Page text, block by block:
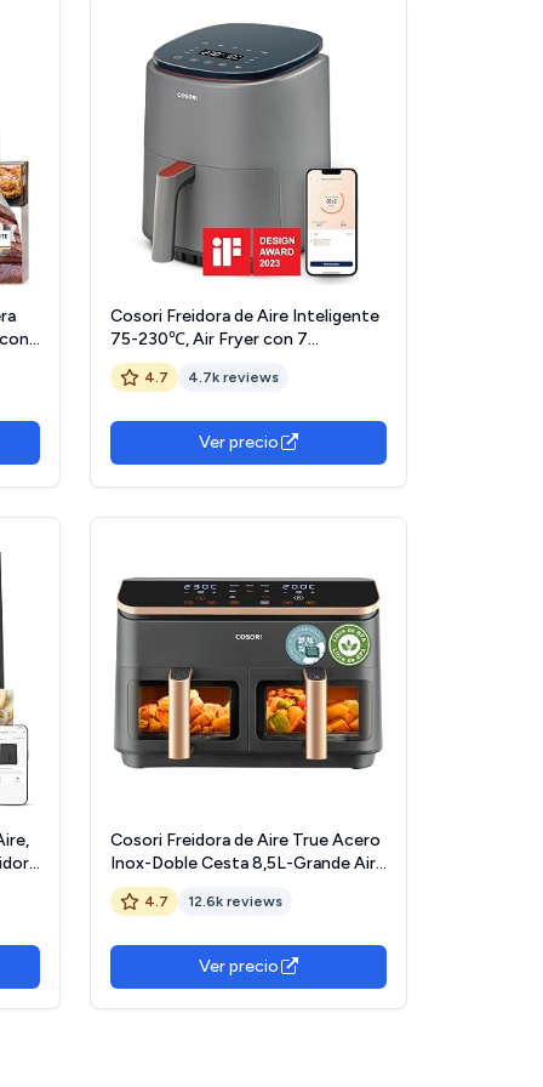
Cosori Freidora de Aire Inteligente
75-230℃, Air Fryer con 7
Programas, Pantalla Táctil Digital,
30 Recetas de APP, Freidora sin
Amazon Exclusive, 1500W
4.7 4.7k reviews
Ver precio
la
Cosori Freidora de Aire True Acero
Inox-Doble Cesta 8,5L-Grande Air
Fryer-Sync Cook de Alta
Tecnología-Alta Potencia y
Energético-10 Funciones-Máx 10
Personas-Limpiable
4.7 12.6k reviews
Ver precio